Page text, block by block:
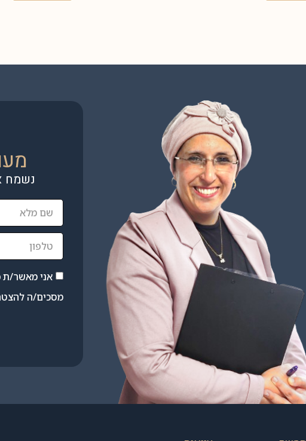
נשמח
אני מאשר/ת
מסכים/ה